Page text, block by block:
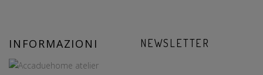
INFORMAZIONI NEWSLETTER